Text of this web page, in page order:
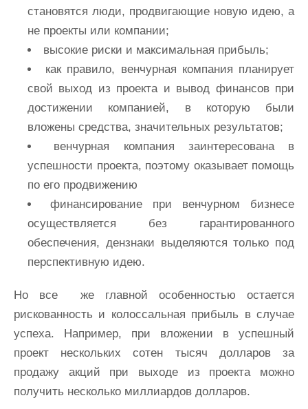
становятся люди, продвигающие новую идею, а
не проекты или компании;
высокие риски и максимальная прибыль;
как правило, венчурная компания планирует
свой выход из проекта и вывод финансов при
достижении компанией, в которую были
вложены средства, значительных результатов;
венчурная компания заинтересована в
успешности проекта, поэтому оказывает помощь
по его продвижению
финансирование при венчурном бизнесе
осуществляется без гарантированного
обеспечения, дензнаки выделяются только под
перспективную идею.
Но все же главной особенностью остается
рискованность и колоссальная прибыль в случае
успеха. Например, при вложении в успешный
проект нескольких сотен тысяч долларов за
продажу акций при выходе из проекта можно
получить несколько миллиардов долларов.